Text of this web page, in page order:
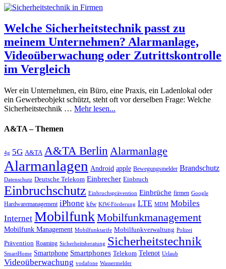
Welche Sicherheitstechnik passt zu
meinem Unternehmen? Alarmanlage,
Videoüberwachung oder Zutrittskontrolle
im Vergleich
Wer ein Unternehmen, ein Büro, eine Praxis, ein Ladenlokal oder
ein Gewerbeobjekt schützt, steht oft vor derselben Frage: Welche
Sicherheitstechnik … Mehr lesen...
A&TA – Themen
4g 5G A&TA A&TA Berlin Alarmanlage
Alarmanlagen Android apple Bewegungsmelder Brandschutz
Datenschutz Deutsche Telekom Einbrecher Einbruch
Einbruchschutz Einbruchsprävention Einbrüche firmen Google
Hardwaremanagement iPhone kfw KfW-Förderung LTE MDM Mobiles
Internet MobilfunkMobilfunkmanagement
Mobilfunk Management Mobilfunktarife Mobilfunkverwaltung Polizei
Prävention Roaming Sicherheitsberatung Sicherheitstechnik
SmartHome Smartphone Smartphones Telekom Telenot Urlaub
Videoüberwachung vodafone Wassermelder